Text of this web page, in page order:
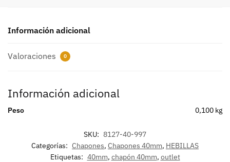
Información adicional
Valoraciones 0
Información adicional
Peso 0,100 kg
SKU: 8127-40-997
Categorías: Chapones, Chapones 40mm, HEBILLAS
Etiquetas: 40mm, chapón 40mm, outlet